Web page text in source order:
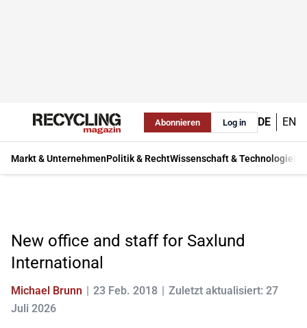
Abonnieren Log in DE EN
Markt & UnternehmenPolitik & RechtWissenschaft & Technologie
New office and staff for Saxlund
International
Michael Brunn 23 Feb. 2018
Zuletzt aktualisiert: 27
Juli 2026